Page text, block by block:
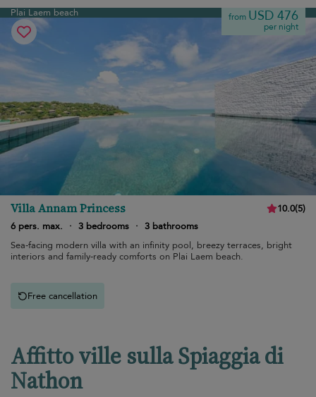
Plai Laem beach from USD 476
per night
Villa Annam Princess 10.0(5)
6 pers. max.
· 3 bedrooms · 3 bathrooms
Sea-facing modern villa with an infinity pool, breezy terraces, bright
interiors and family-ready comforts on Plai Laem beach.
Free cancellation
Affitto ville sulla Spiaggia di
Nathon